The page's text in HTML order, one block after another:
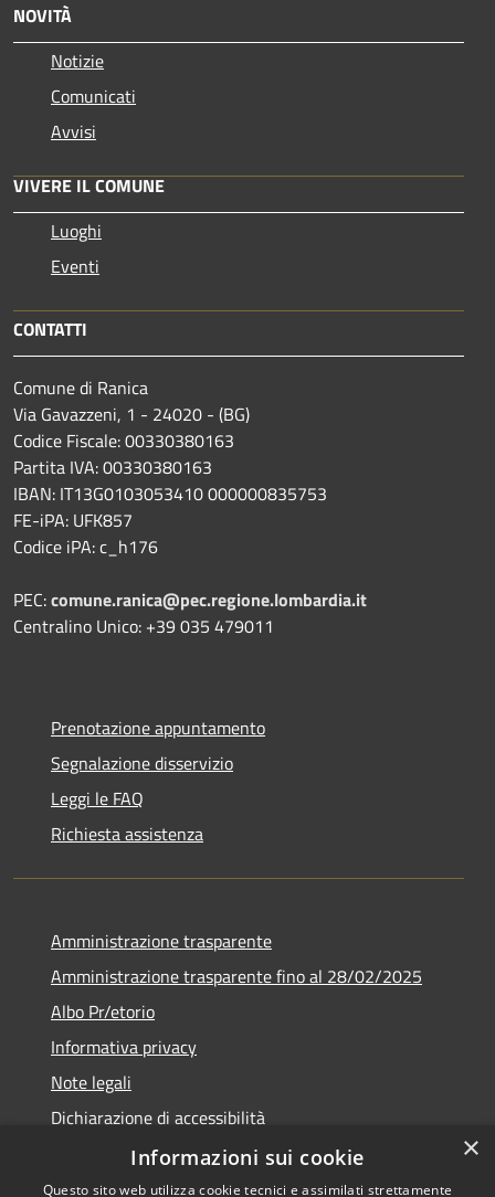
NOVITÀ
Notizie
Comunicati
Avvisi
VIVERE IL COMUNE
Luoghi
Eventi
CONTATTI
Comune di Ranica
Via Gavazzeni, 1 - 24020 - (BG)
Codice Fiscale: 00330380163
Partita IVA: 00330380163
IBAN: IT13G0103053410 000000835753
FE-iPA: UFK857
Codice iPA: c_h176
PEC:comune.ranica@pec.regione.lombardia.it
Centralino Unico: +39 035 479011
Prenotazione appuntamento
Segnalazione disservizio
Leggi le FAQ
Richiesta assistenza
Amministrazione trasparente
Amministrazione trasparente fino al 28/02/2025
Albo Pr/etorio
Informativa privacy
Note legali
Dichiarazione di accessibilità
Obiettivi di accessibilità
×
Informazioni sui cookie
Questo sito web utilizza cookie tecnici e assimilati strettamente